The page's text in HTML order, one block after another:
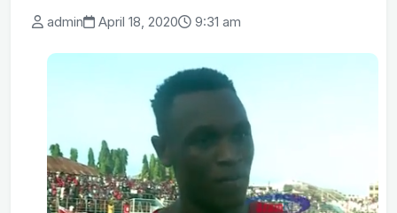
admin April 18, 2020 9:31 am